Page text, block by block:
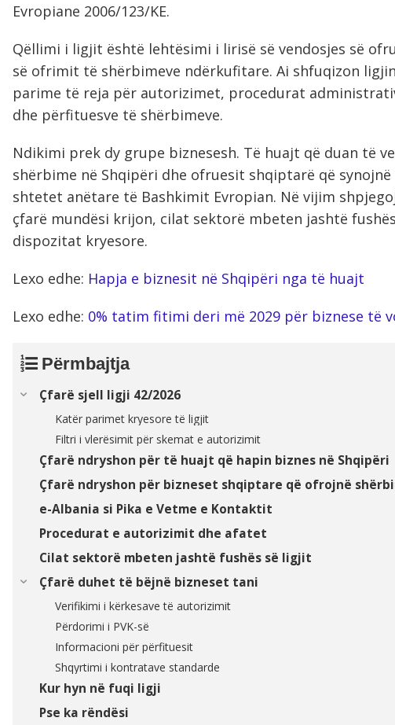
Evropiane 2006/123/KE.
Qëllimi i ligjit është lehtësimi i lirisë së vendosjes së
së ofrimit të shërbimeve ndërkufitare. Ai shfuqizon
parime të reja për autorizimet, procedurat
dhe përfituesve të shërbimeve.
Ndikimi prek dy grupe biznesesh. Të huajt që duan të
shërbime në Shqipëri dhe ofruesit shqiptarë që
shtetet anëtare të Bashkimit Evropian. Në vijim
çfarë mundësi krijon, cilat sektorë mbeten jashtë
dispozitat kryesore.
Lexo edhe: Hapja e biznesit në Shqipëri nga të huajt
Lexo edhe: 0% tatim fitimi deri më 2029 për biznese të
Përmbajtja
Çfarë sjell ligji 42/2026
Katër parimet kryesore të ligjit
Filtri i vlerësimit për skemat e autorizimit
Çfarë ndryshon për të huajt që hapin biznes në Shqipëri
Çfarë ndryshon për bizneset shqiptare që ofrojnë
e-Albania si Pika e Vetme e Kontaktit
Procedurat e autorizimit dhe afatet
Cilat sektorë mbeten jashtë fushës së ligjit
Çfarë duhet të bëjnë bizneset tani
Verifikimi i kërkesave të autorizimit
Përdorimi i PVK-së
Informacioni për përfituesit
Shqyrtimi i kontratave standarde
Kur hyn në fuqi ligji
Pse ka rëndësi